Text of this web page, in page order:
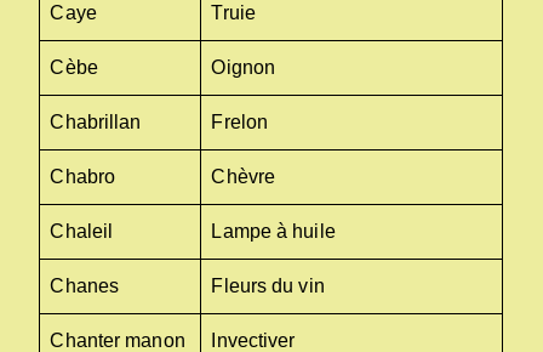
Caye Truie
Cèbe Oignon
Chabrillan Frelon
Chabro Chèvre
Chaleil Lampe à huile
Chanes Fleurs du vin
Chanter manon Invectiver